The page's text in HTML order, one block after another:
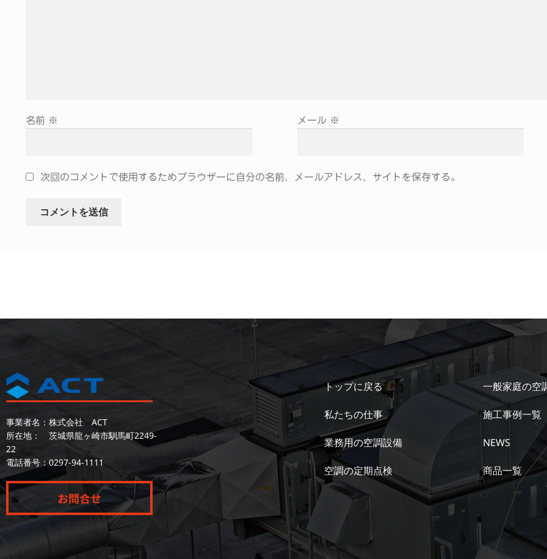
名前 ※ メール ※
次回のコメントで使用するためブラウザーに自分の名前、メールアドレス、サイトを保存する。
事業者名：株式会社 ACT
所在地： 茨城県龍ヶ崎市馴馬町2249-
22
電話番号：0297-94-1111
お問合せ
トップに戻る
私たちの仕事
業務用の空調設備
空調の定期点検
一般家庭の空
施工事例一覧
NEWS
商品一覧